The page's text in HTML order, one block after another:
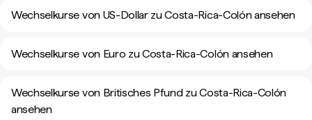
Wechselkurse von US-Dollar zu Costa-Rica-Colón ansehen
Wechselkurse von Euro zu Costa-Rica-Colón ansehen
Wechselkurse von Britisches Pfund zu Costa-Rica-Colón
ansehen